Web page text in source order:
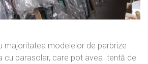
majoritatea modelelor de parbrize
cu parasolar, care pot avea tentă de